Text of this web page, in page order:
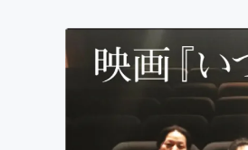
アート・写真